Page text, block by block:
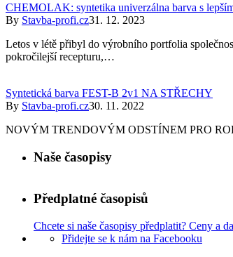
CHEMOLAK: syntetika univerzálna barva s
By Stavba-profi.cz31. 12. 2023
Letos v létě přibyl do výrobního portfolia
pokročilejší recepturu,…
Syntetická barva FEST-B 2v1 NA STŘECHY
By Stavba-profi.cz30. 11. 2022
NOVÝM TRENDOVÝM ODSTÍNEM PRO ROK
Naše časopisy
Předplatné časopisů
Chcete si naše časopisy předplatit? Ceny a
Přidejte se k nám na Facebooku